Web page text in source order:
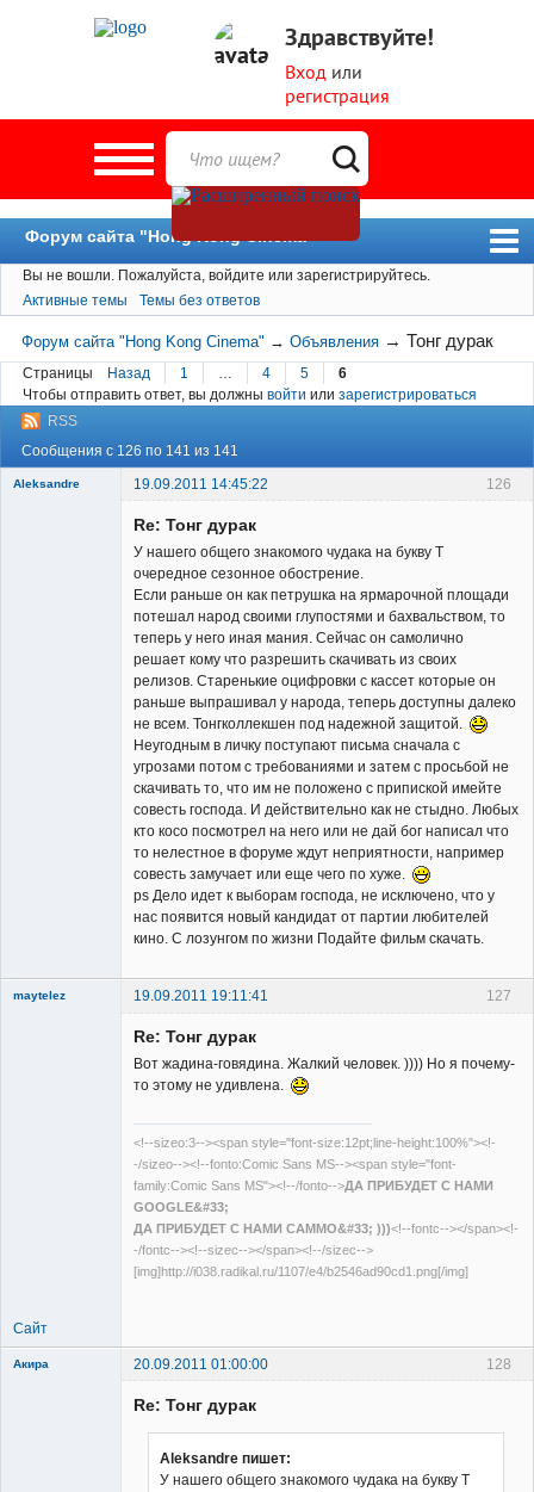
Здравствуйте!
Вход или
регистрация
Форум сайта "Hong Kong Cinema"
Форум
Новости
Пользователи
Поиск
Вы не вошли. Пожалуйста, войдите или зарегистрируйтесь.
Активные темы
Темы без ответов
Форум сайта "Hong Kong Cinema" →Объявления →Тонг дурак
Страницы Назад 1 4 5
6
Чтобы отправить ответ, вы должны войти или зарегистрироваться
RSS
Сообщения с 126 по 141 из 141
126
Aleksandre
19.09.2011 14:45:22
Re: Тонг дурак
У нашего общего знакомого чудака на букву Т
очередное сезонное обострение.
Если раньше он как петрушка на ярмарочной площади
потешал народ своими глупостями и бахвальством, то
теперь у него иная мания. Сейчас он самолично
решает кому что разрешить скачивать из своих
релизов. Старенькие оцифровки с кассет которые он
раньше выпрашивал у народа, теперь доступны далеко
не всем. Тонгколлекшен под надежной защитой.
Неугодным в личку поступают письма cначала с
угрозами потом с требованиями и затем с просьбой не
скачивать то, что им не положено с припиской имейте
совесть господа. И действительно как не стыдно. Любых
кто косо посмотрел на него или не дай бог написал что
то нелестное в форуме ждут неприятности, например
совесть замучает или еще чего по хуже.
ps Дело идет к выборам господа, не исключено, что у
нас появится новый кандидат от партии любителей
кино. С лозунгом по жизни Подайте фильм скачать.
127
maytelez 19.09.2011 19:11:41
Re: Тонг дурак
Вот жадина-говядина. Жалкий человек. )))) Но я почему-
то этому не удивлена.
<!--sizeo:3--><span style="font-size:12pt;line-height:100%"><!-
-/sizeo--><!--fonto:Comic Sans MS--><span style="font-
family:Comic Sans MS"><!--/fonto-->ДА ПРИБУДЕТ С НАМИ
GOOGLE&#33;
ДА ПРИБУДЕТ С НАМИ САММО&#33; )))<!--fontc--></span><!-
-/fontc--><!--sizec--></span><!--/sizec-->
[img]http://i038.radikal.ru/1107/e4/b2546ad90cd1.png[/img]
Сайт
128
Акира 20.09.2011 01:00:00
Re: Тонг дурак
Aleksandre пишет:
У нашего общего знакомого чудака на букву Т